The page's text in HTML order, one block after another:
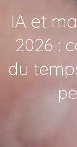
IA et
2026 :
du